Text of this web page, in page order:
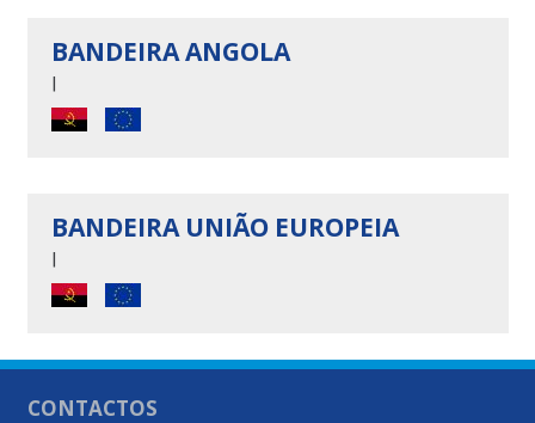
BANDEIRA ANGOLA
BANDEIRA UNIÃO EUROPEIA
CONTACTOS